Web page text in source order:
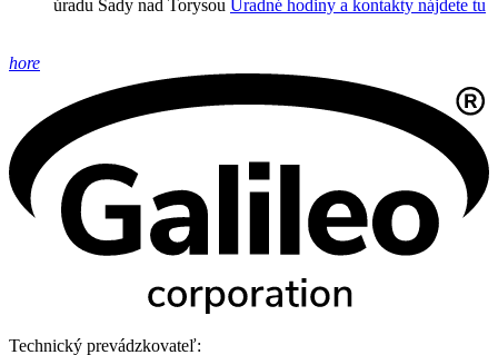
úradu Sady nad Torysou Úradné hodiny a kontakty nájdete tu
hore
Technický prevádzkovateľ: